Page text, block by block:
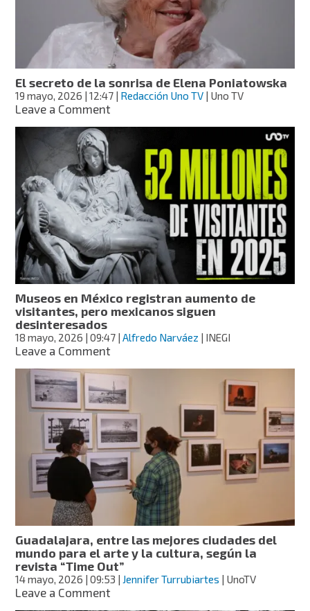
festejar
su
fiesta
máxima
El secreto de la sonrisa de Elena Poniatowska
19 mayo, 2026 | 12:47 | Redacción Uno TV | Uno TV
Leave a Commenton
la
sonrisa
de
Elena
Poniatowska
Museos en México registran aumento de
visitantes, pero mexicanos siguen
desinteresados
18 mayo, 2026 | 09:47 |Alfredo Narváez | INEGI
Leave a Commenton
en
México
registran
aumento
de
visitantes,
pero
mexicanos
siguen
desinteresados
Guadalajara, entre las mejores ciudades del
mundo para el arte y la cultura, según la
revista “Time Out”
14 mayo, 2026 | 09:53 | Jennifer Turrubiartes | UnoTV
Leave a Commenton